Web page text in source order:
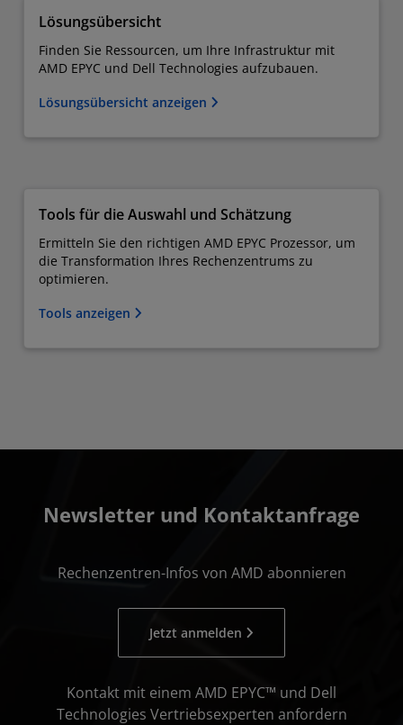
Lösungsübersicht
Finden Sie Ressourcen, um Ihre Infrastruktur mit
AMD EPYC und Dell Technologies aufzubauen.
Lösungsübersicht anzeigen
Tools für die Auswahl und Schätzung
Ermitteln Sie den richtigen AMD EPYC Prozessor, um
die Transformation Ihres Rechenzentrums zu
optimieren.
Tools anzeigen
Newsletter und Kontaktanfrage
Rechenzentren-Infos von AMD abonnieren
Jetzt anmelden
Kontakt mit einem AMD EPYC™ und Dell
Technologies Vertriebsexperten anfordern